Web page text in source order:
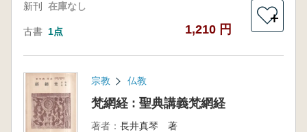
新刊 在庫なし
古書 1点 1,210 円
＋
宗教 仏教
梵網経 : 聖典講義梵網経
著者： 長井真琴 著